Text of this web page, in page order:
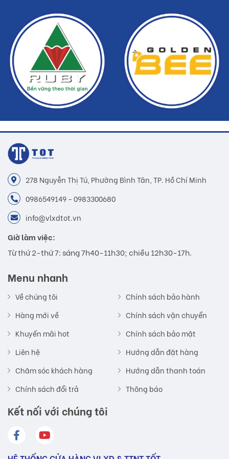
Lưu ý : Không thêm bất cứ vật liệu nào vào BestJoint CE200 khi
sử dụng (ngoại trừ nước trộn). Không sử
dụng phần vật liệu đã quá thời gian cho phép thi công.
278 Nguyễn Thị Tú, Phường Bình Tân, TP. Hồ Chí Minh
0986549149 - 0983300680
info@vlxdtot.vn
Giờ làm việc:
Từ thứ 2-thứ 7: sáng 7h40-11h30; chiều 12h30-17h.
Menu nhanh
Về chúng tôi
Hàng mới về
Khuyến mãi hot
Liên hệ
Chăm sóc khách hàng
Chính sách đổi trả
Chính sách bảo hành
Chính sách vận chuyển
Chính sách bảo mật
Hướng dẫn đặt hàng
Hướng dẫn thanh toán
Thông báo
Kết nối với chúng tôi